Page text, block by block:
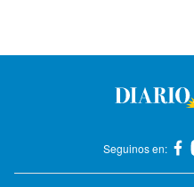
Seguinos en: